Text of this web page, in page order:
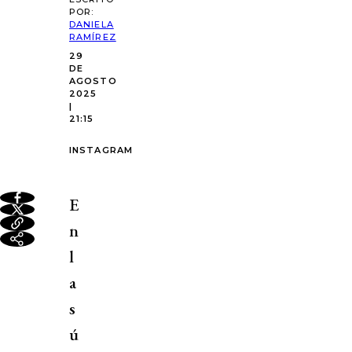
POR:
DANIELA
RAMÍREZ
29
DE
AGOSTO
2025
|
21:15
INSTAGRAM
E
n
l
a
s
ú